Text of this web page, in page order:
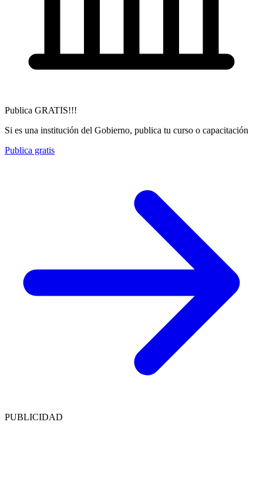
Publica GRATIS!!!
Si es una institución del Gobierno, publica tu curso o capacitación
Publica gratis
PUBLICIDAD